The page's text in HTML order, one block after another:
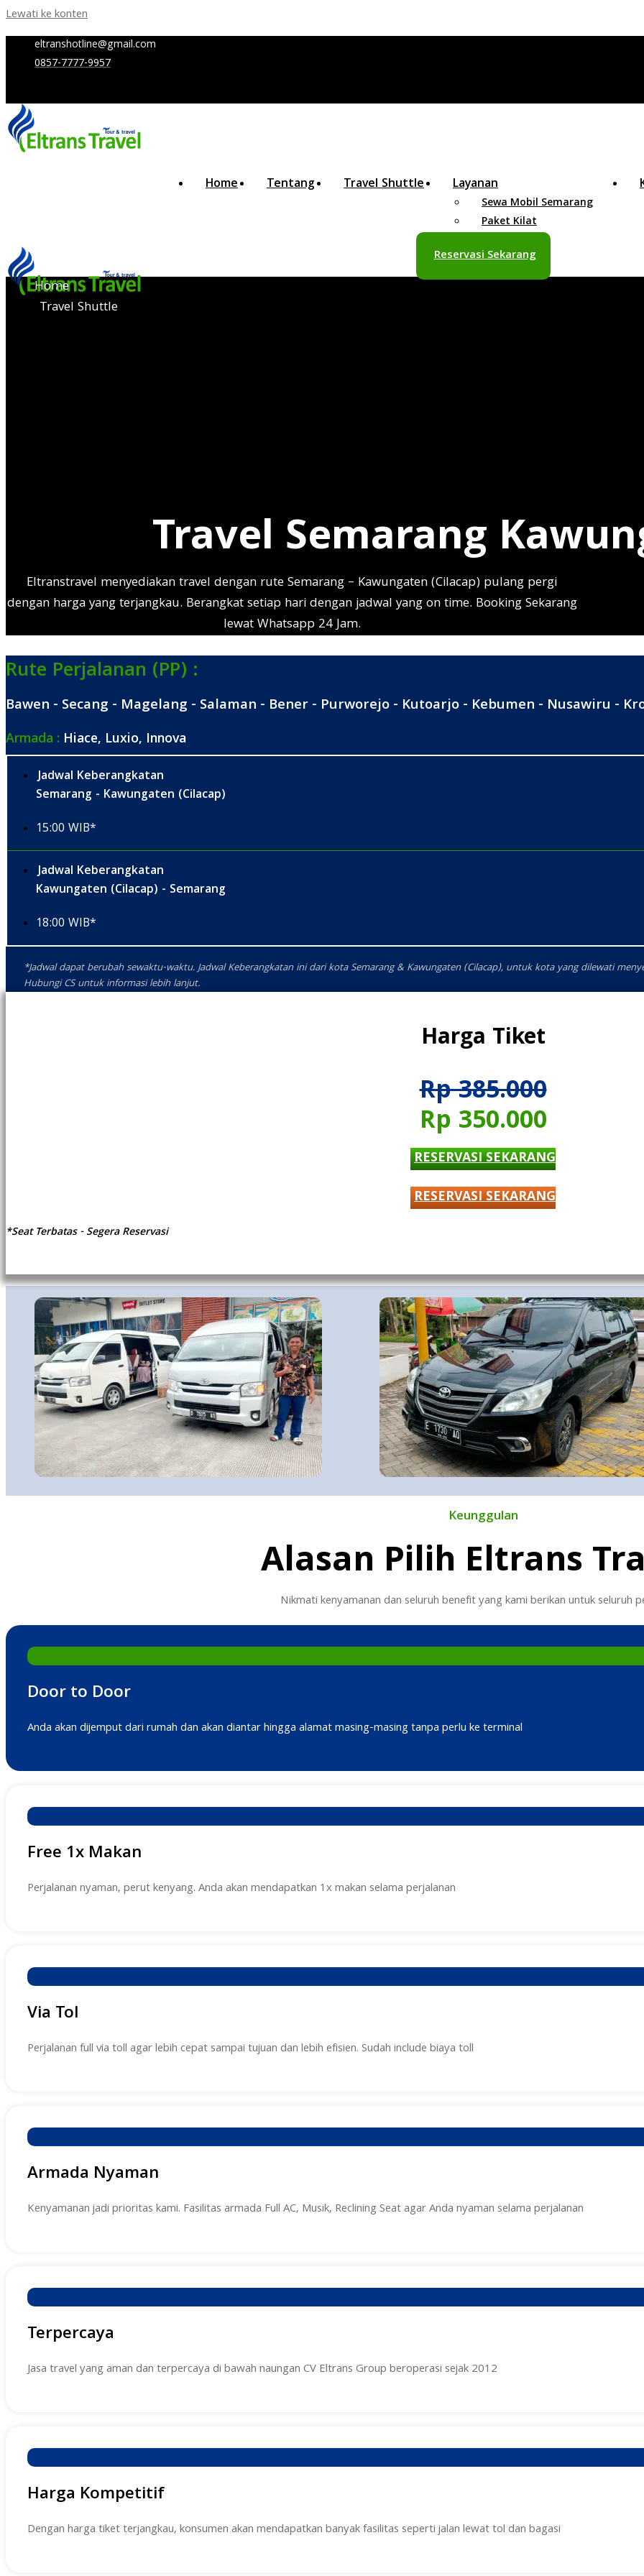
Lewati ke konten
eltranshotline@gmail.com
0857-7777-9957
Home Tentang Travel Shuttle Layanan
Sewa Mobil Semarang
Paket Kilat
Reservasi Sekarang
Home
Travel Shuttle
Travel Semarang
Eltranstravel menyediakan travel dengan rute Semarang – Kawungaten (Cilacap) pulang pergi
dengan harga yang terjangkau. Berangkat setiap hari dengan jadwal yang on time. Booking Sekarang
lewat Whatsapp 24 Jam.
Rute Perjalanan (PP) :
Bawen - Secang - Magelang - Salaman - Bener - Purworejo - Kutoarjo - Kebumen - Nusawiru -
Armada : Hiace, Luxio, Innova
Jadwal Keberangkatan
Semarang - Kawungaten (Cilacap)
15:00 WIB*
Jadwal Keberangkatan
Kawungaten (Cilacap) - Semarang
18:00 WIB*
*Jadwal dapat berubah sewaktu-waktu. Jadwal Keberangkatan ini dari kota Semarang & Kawungaten (Cilacap), untuk kota yang dilewati
Hubungi CS untuk informasi lebih lanjut.
Harga Tiket
Rp 385.000
Rp 350.000
RESERVASI SEKARANG
RESERVASI SEKARANG
*Seat Terbatas - Segera Reservasi
Keunggulan
Alasan Pilih Eltrans
Nikmati kenyamanan dan seluruh benefit yang kami berikan untuk seluruh
Door to Door
Anda akan dijemput dari rumah dan akan diantar hingga alamat masing-masing tanpa perlu ke terminal
Free 1x Makan
Perjalanan nyaman, perut kenyang. Anda akan mendapatkan 1x makan selama perjalanan
Via Tol
Perjalanan full via toll agar lebih cepat sampai tujuan dan lebih efisien. Sudah include biaya toll
Armada Nyaman
Kenyamanan jadi prioritas kami. Fasilitas armada Full AC, Musik, Reclining Seat agar Anda nyaman selama perjalanan
Terpercaya
Jasa travel yang aman dan terpercaya di bawah naungan CV Eltrans Group beroperasi sejak 2012
Harga Kompetitif
Dengan harga tiket terjangkau, konsumen akan mendapatkan banyak fasilitas seperti jalan lewat tol dan bagasi